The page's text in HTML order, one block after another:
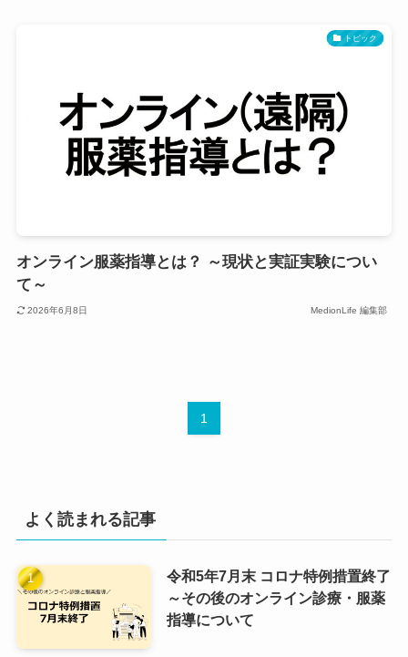
トピック
オンライン服薬指導とは？ ～現状と実証実験につい
て～
2026年6月8日 MedionLife 編集部
1
よく読まれる記事
令和5年7月末 コロナ特例措置終了
～その後のオンライン診療・服薬
指導について